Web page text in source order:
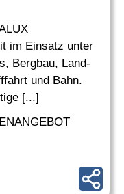
im Einsatz unter
Bergbau, Land-
und Bahn.
[...]